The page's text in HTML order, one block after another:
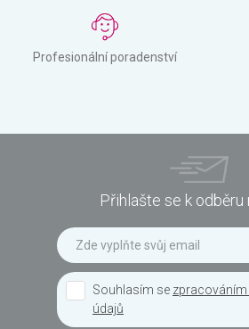
Profesionální poradenství
Přihlašte se k odběru
Souhlasím se
údajů